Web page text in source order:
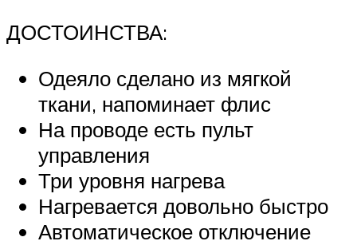
ДОСТОИНСТВА:
Одеяло сделано из мягкой
ткани, напоминает флис
На проводе есть пульт
управления
Три уровня нагрева
Нагревается довольно быстро
Автоматическое отключение